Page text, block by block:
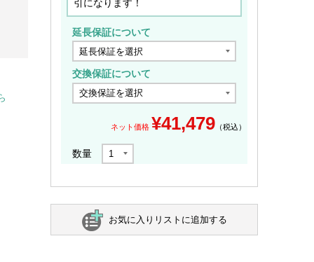
引になります！
延長保証について
交換保証について
ネット価格 ¥41,479 （税込）
数量
お気に入りリストに追加する